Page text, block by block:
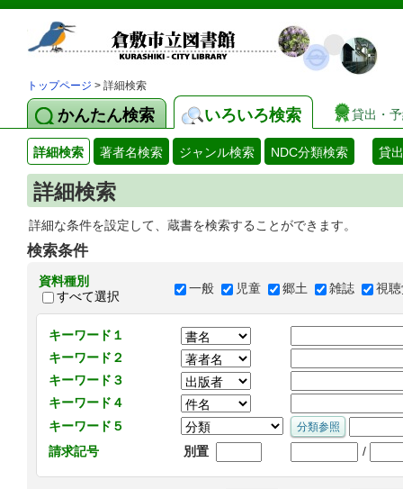
トップページ > 詳細検索
かんたん検索 いろいろ検索 貸出・
詳細検索 著者名検索 ジャンル検索 NDC分類検索 貸
詳細検索
詳細な条件を設定して、蔵書を検索することができます。
検索条件
資料種別
すべて選択
一般 児童 郷土 雑誌 視
キーワード１
キーワード２
キーワード３
キーワード４
キーワード５
請求記号
別置 /